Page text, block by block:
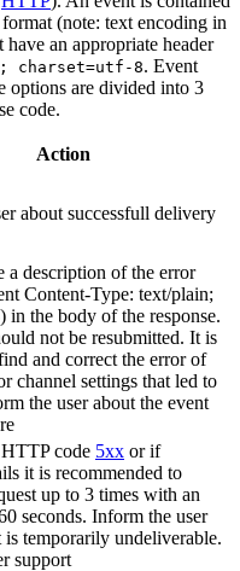
format (note: text encoding in
have an appropriate header
charset=utf-8. Event
options are divided into 3
code.
Action
about successfull delivery
a description of the error
Content-Type: text/plain;
in the body of the response.
not be resubmitted. It is
and correct the error of
channel settings that led to
the user about the event
code 5xx or if
it is recommended to
up to 3 times with an
seconds. Inform the user
is temporarily undeliverable.
support